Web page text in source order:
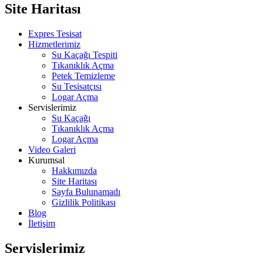
Site Haritası
Expres Tesisat
Hizmetlerimiz
Su Kaçağı Tespiti
Tıkanıklık Açma
Petek Temizleme
Su Tesisatçısı
Logar Açma
Servislerimiz
Su Kaçağı
Tıkanıklık Açma
Logar Açma
Video Galeri
Kurumsal
Hakkımızda
Site Haritası
Sayfa Bulunamadı
Gizlilik Politikası
Blog
İletişim
Servislerimiz